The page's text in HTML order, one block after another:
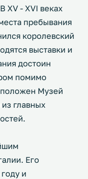
XV - XVI веках
пребывания
королевский
выставки и
достоин
помимо
Музей
главных
Его
и